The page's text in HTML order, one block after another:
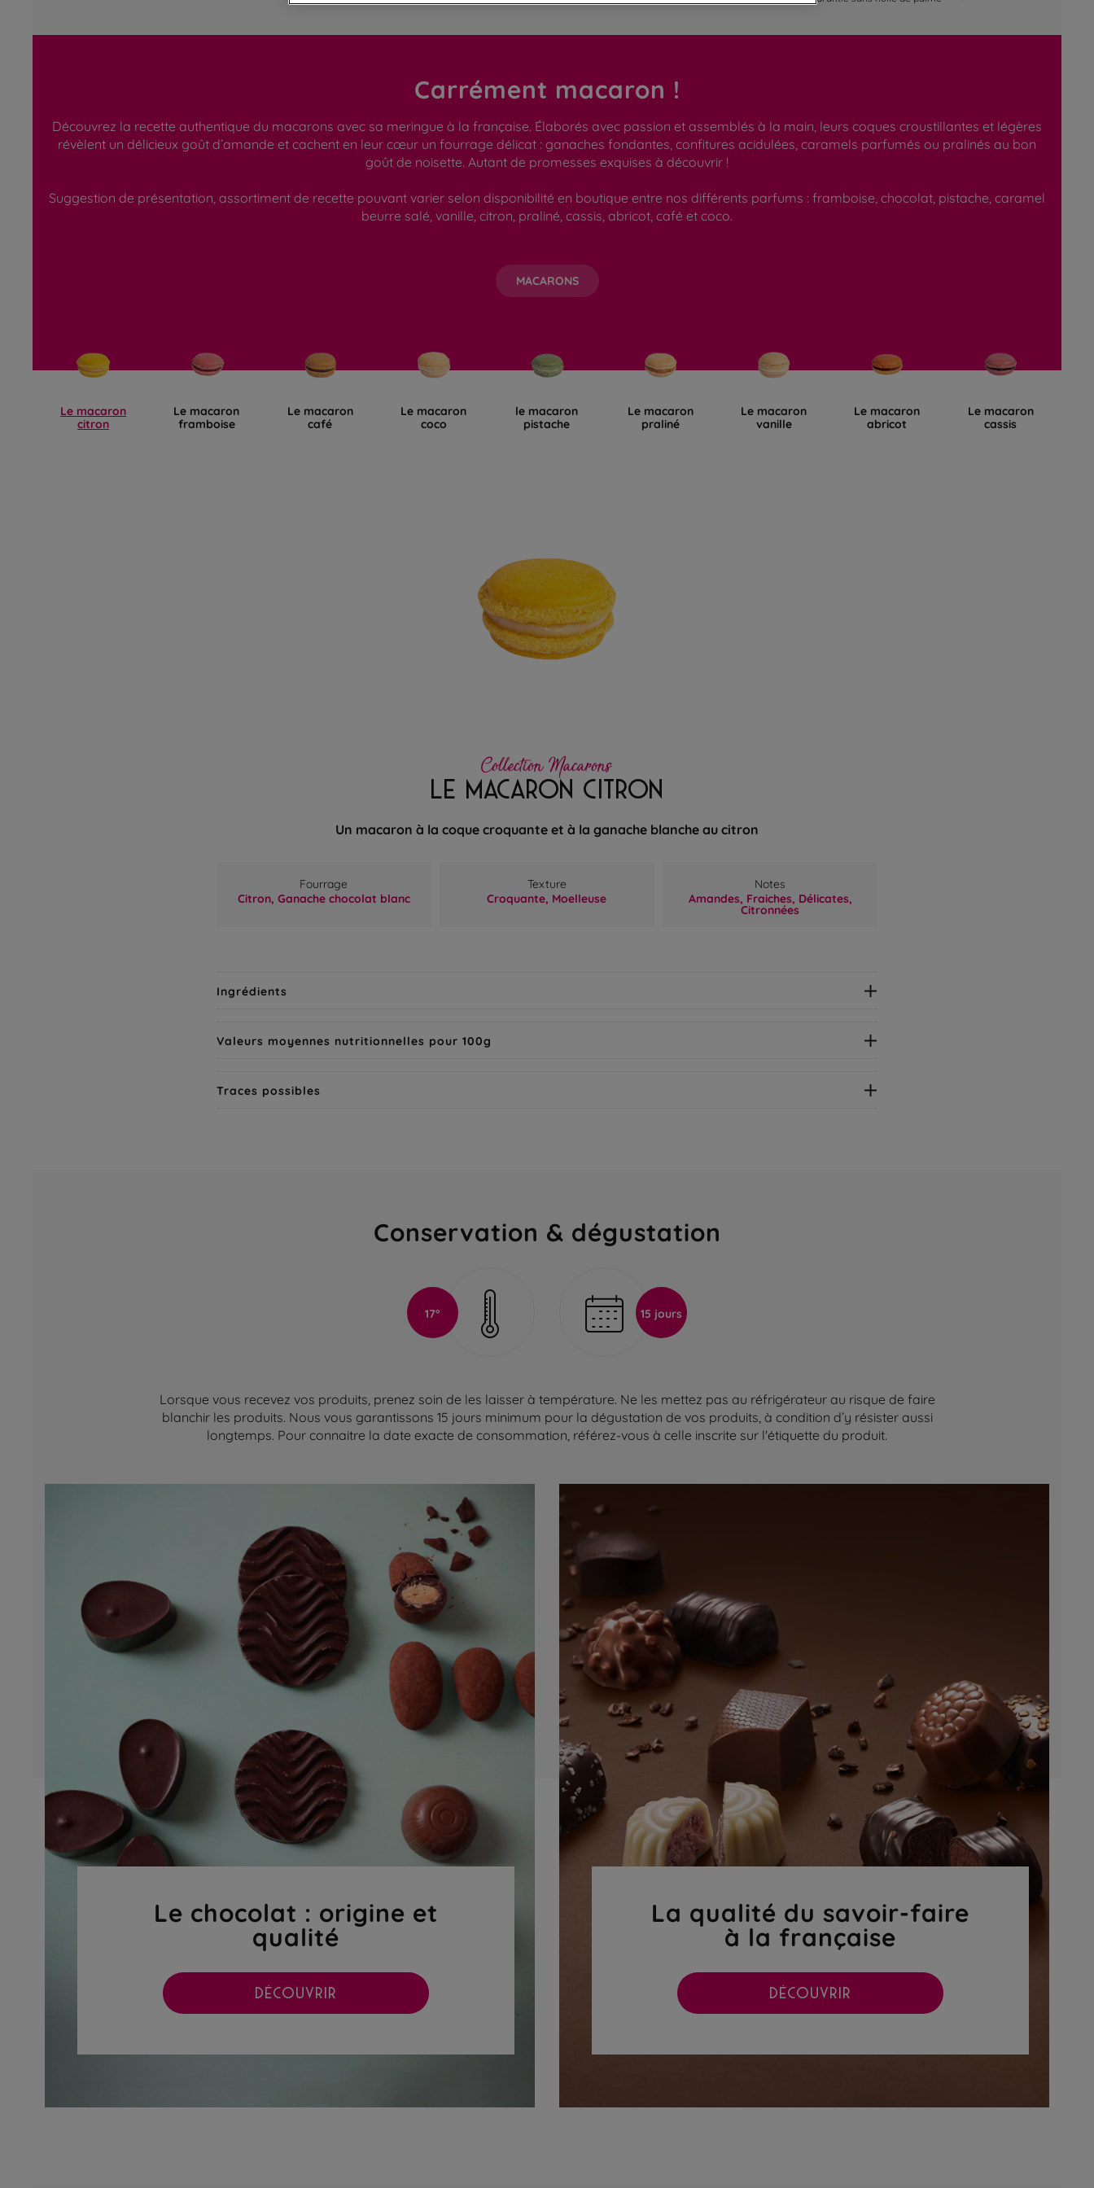
Carrément macaron !
Découvrez la recette authentique du macarons avec sa meringue à la française. Élaborés avec passion et assemblés à la main, leurs coques croustillantes et légères
révèlent un délicieux goût d’amande et cachent en leur cœur un fourrage délicat : ganaches fondantes, confitures acidulées, caramels parfumés ou pralinés au bon
goût de noisette. Autant de promesses exquises à découvrir !
Suggestion de présentation, assortiment de recette pouvant varier selon disponibilité en boutique entre nos différents parfums : framboise, chocolat, pistache, caramel
beurre salé, vanille, citron, praliné, cassis, abricot, café et coco.
MACARONS
Le macaron
citron
Le macaron
framboise
Le macaron
café
Le macaron
coco
le macaron
pistache
Le macaron
praliné
Le macaron
vanille
Le macaron
abricot
Le macaron
cassis
Collection Macarons
LE MACARON CITRON
Un macaron à la coque croquante et à la ganache blanche au citron
Fourrage
Citron, Ganache chocolat blanc
Texture
Croquante, Moelleuse
Notes
Amandes, Fraiches, Délicates,
Citronnées
Ingrédients
Valeurs moyennes nutritionnelles pour 100g
Traces possibles
Conservation & dégustation
17° 15 jours
Lorsque vous recevez vos produits, prenez soin de les laisser à température. Ne les mettez pas au réfrigérateur au risque de faire
blanchir les produits. Nous vous garantissons 15 jours minimum pour la dégustation de vos produits, à condition d’y résister aussi
longtemps. Pour connaitre la date exacte de consommation, référez-vous à celle inscrite sur l'étiquette du produit.
Le chocolat : origine et
qualité
DÉCOUVRIR
La qualité du savoir-faire
à la française
DÉCOUVRIR